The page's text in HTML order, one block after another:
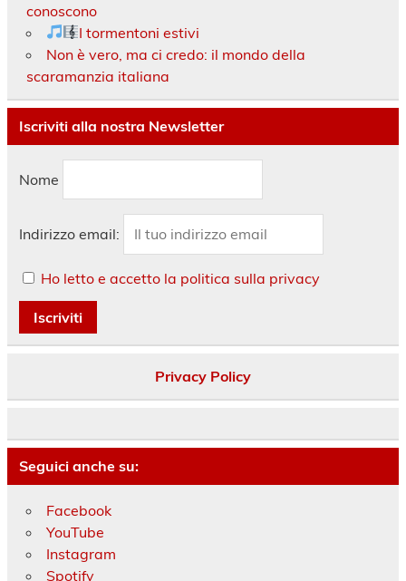
conoscono
I tormentoni estivi
Non è vero, ma ci credo: il mondo della
scaramanzia italiana
Iscriviti alla nostra Newsletter
Nome
Indirizzo email:
Ho letto e accetto la politica sulla privacy
Privacy Policy
Seguici anche su:
Facebook
YouTube
Instagram
Spotify